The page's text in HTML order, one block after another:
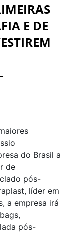
E DE
do Brasil a
de
pós-
líder em
a empresa irá
pós-